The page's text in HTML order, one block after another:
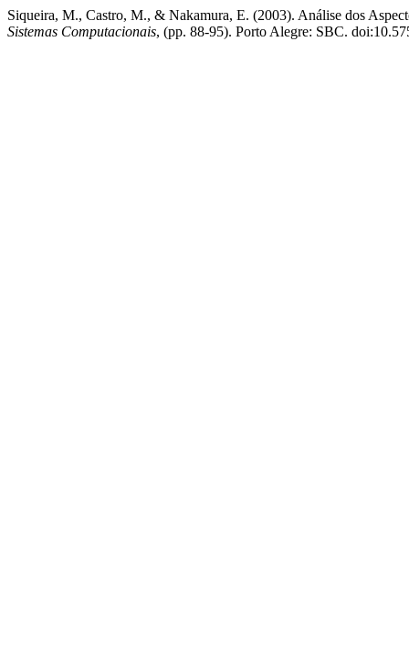
Siqueira, M., Castro, M., & Nakamura, E. (2003). Análise dos
Sistemas Computacionais, (pp. 88-95). Porto Alegre: SBC.